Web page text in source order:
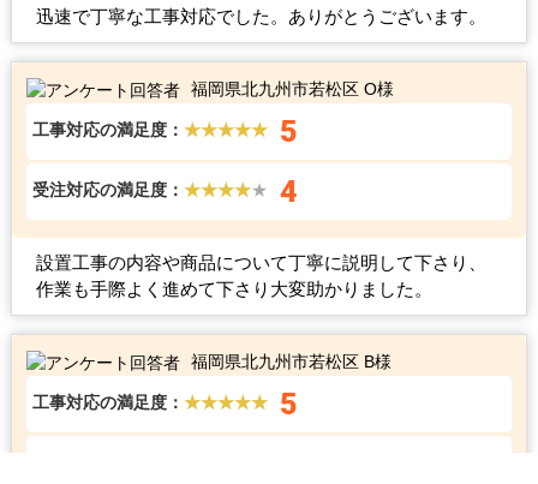
迅速で丁寧な工事対応でした。ありがとうございます。
福岡県北九州市若松区 O様
工事対応の満足度： ★★★★★ 5
受注対応の満足度： ★★★★★ 4
設置工事の内容や商品について丁寧に説明して下さり、
作業も手際よく進めて下さり大変助かりました。
福岡県北九州市若松区 B様
工事対応の満足度： ★★★★★ 5